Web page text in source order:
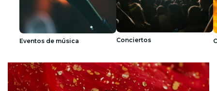
Eventos de música Conciertos